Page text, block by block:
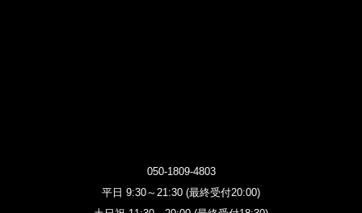
050-1809-4803
平日 9:30～21:30 (最終受付20:00)